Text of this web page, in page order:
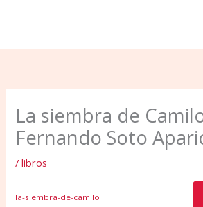
La siembra de
Fernando Soto
/libros
la-siembra-de-camilo